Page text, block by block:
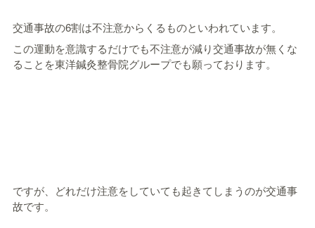
交通事故の6割は不注意からくるものといわれています。
この運動を意識するだけでも不注意が減り交通事故が無くな
ることを東洋鍼灸整骨院グループでも願っております。
ですが、どれだけ注意をしていても起きてしまうのが交通事
故です。